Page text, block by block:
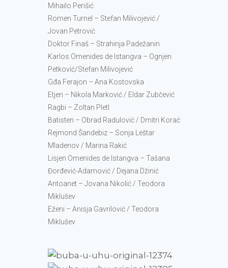
Mihailo Perišić
Romen Turnel – Stefan Milivojević /
Jovan Petrović
Doktor Finaš – Strahinja Padežanin
Karlos Omenides de Istangva – Ognjen
Petković/Stefan Milivojević
Gđa Ferajon – Ana Kostovska
Etjen – Nikola Marković / Eldar Zubčević
Ragbi – Zoltan Pletl
Batisten – Obrad Radulović / Dmitri Korać
Rejmond Šandebiz – Sonja Leštar
Mladenov / Marina Rakić
Lisjen Omenides de Istangva – Tašana
Đorđević-Adamović / Dejana Džinić
Antoanet – Jovana Nikolić / Teodora
Miklušev
Eženi – Anisja Gavrilović / Teodora
Miklušev